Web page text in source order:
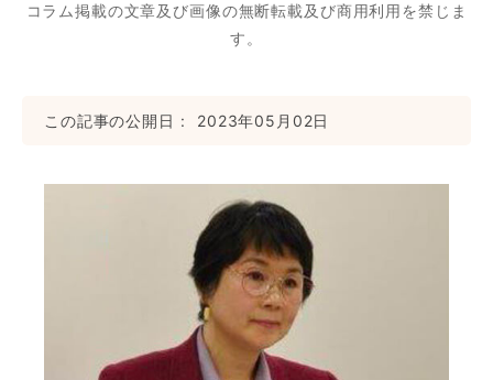
コラム掲載の文章及び画像の無断転載及び商用利用を禁じま
す。
この記事の公開日 2023年05月02日